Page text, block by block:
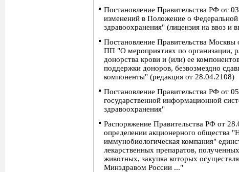
Постановление Правительства РФ от
изменений в Положение о
здравоохранения" (лицензия на ввоз и
Постановление Правительства Москвы
ПП "О мероприятиях по организации,
донорства крови и (или) ее
поддержки доноров, безвозмездно
компоненты" (редакция от 28.04.2108)
Постановление Правительства РФ от
государственной информационной
здравоохранения"
Распоряжение Правительства РФ от
определении акционерного общества
иммунобиологическая компания"
лекарственных препаратов,
животных, закупка которых
Минздравом России ..."